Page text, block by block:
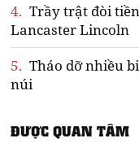
4. Trầy trật đòi
Lancaster Lincoln
5. Tháo dỡ nhiều
núi
ĐƯỢC QUAN TÂM